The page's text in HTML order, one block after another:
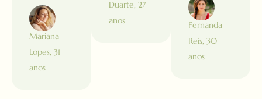
Mariana
Lopes, 31
anos
Duarte, 27
anos
Fernanda
Reis, 30
anos